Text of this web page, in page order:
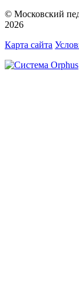
© Московский
2026
Карта сайта